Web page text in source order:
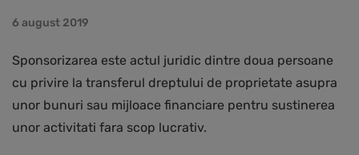
6 august 2019
Sponsorizarea este actul juridic dintre doua persoane
cu privire la transferul dreptului de proprietate asupra
unor bunuri sau mijloace financiare pentru sustinerea
unor activitati fara scop lucrativ.